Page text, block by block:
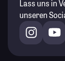
Lass uns in
unseren